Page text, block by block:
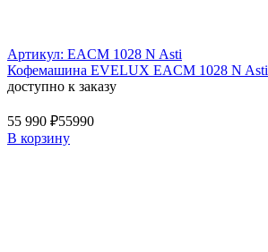
Артикул: EACM 1028 N Asti
Кофемашина EVELUX EACM 1028 N Asti
доступно к заказу
55 990 ₽55990
В корзину